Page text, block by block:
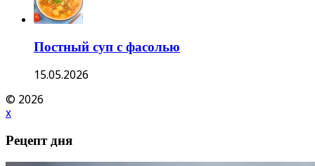
Постный суп с фасолью
15.05.2026
© 2026
x
Рецепт дня